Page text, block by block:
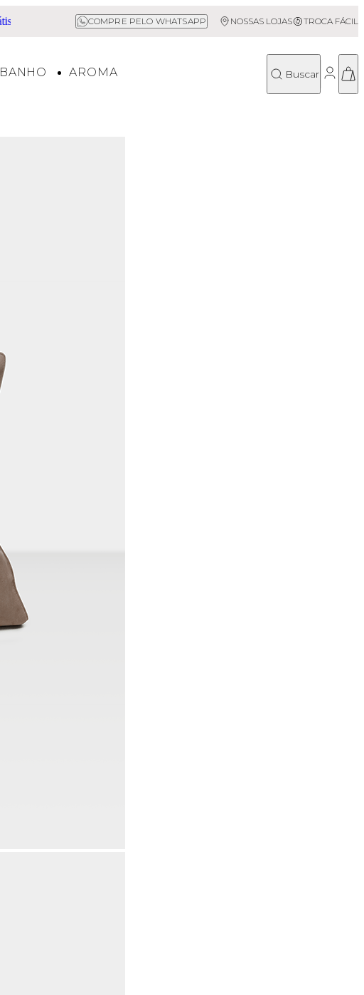
Sale até 50% Off
COMPRE PELO WHATSAPP NOSSAS LOJAS TROCA FÁCIL
BANHO AROMA Buscar